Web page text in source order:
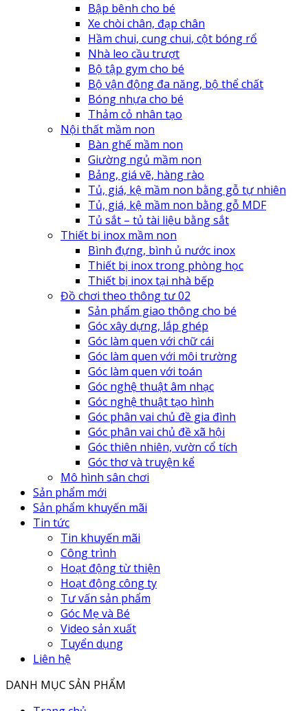
Bập bênh cho bé
Xe chòi chân, đạp chân
Hầm chui, cung chui, cột bóng rổ
Nhà leo cầu trượt
Bộ tập gym cho bé
Bộ vận động đa năng, bộ thể chất
Bóng nhựa cho bé
Thảm cỏ nhân tạo
Nội thất mầm non
Bàn ghế mầm non
Giường ngủ mầm non
Bảng, giá vẽ, hàng rào
Tủ, giá, kệ mầm non bằng gỗ tự nhiên
Tủ, giá, kệ mầm non bằng gỗ MDF
Tủ sắt – tủ tài liệu bằng sắt
Thiết bị inox mầm non
Bình đựng, bình ủ nước inox
Thiết bị inox trong phòng học
Thiết bị inox tại nhà bếp
Đồ chơi theo thông tư 02
Sản phẩm giao thông cho bé
Góc xây dựng, lắp ghép
Góc làm quen với chữ cái
Góc làm quen với môi trường
Góc làm quen với toán
Góc nghệ thuật âm nhạc
Góc nghệ thuật tạo hình
Góc phân vai chủ đề gia đình
Góc phân vai chủ đề xã hội
Góc thiên nhiên, vườn cổ tích
Góc thơ và truyện kể
Mô hình sân chơi
Sản phẩm mới
Sản phẩm khuyến mãi
Tin tức
Tin khuyến mãi
Công trình
Hoạt động từ thiện
Hoạt động công ty
Tư vấn sản phẩm
Góc Mẹ và Bé
Video sản xuất
Tuyển dụng
Liên hệ
DANH MỤC SẢN PHẨM